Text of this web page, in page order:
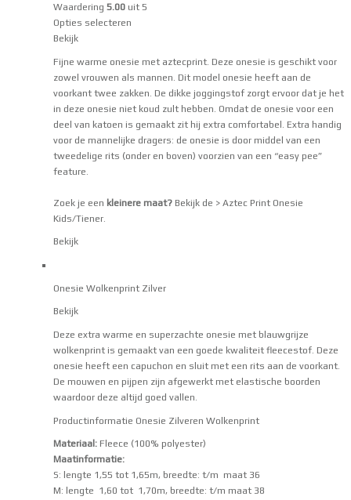
Waardering 5.00 uit 5
Opties selecteren
Bekijk
Fijne warme onesie met aztecprint. Deze onesie is geschikt voor
zowel vrouwen als mannen. Dit model onesie heeft aan de
voorkant twee zakken. De dikke joggingstof zorgt ervoor dat je het
in deze onesie niet koud zult hebben. Omdat de onesie voor een
deel van katoen is gemaakt zit hij extra comfortabel. Extra handig
voor de mannelijke dragers: de onesie is door middel van een
tweedelige rits (onder en boven) voorzien van een “easy pee”
feature.
Zoek je een kleinere maat? Bekijk de > Aztec Print Onesie
Kids/Tiener
Bekijk
Onesie Wolkenprint Zilver
Bekijk
Deze extra warme en superzachte onesie met blauwgrijze
wolkenprint is gemaakt van een goede kwaliteit fleecestof. Deze
onesie heeft een capuchon en sluit met een rits aan de voorkant.
De mouwen en pijpen zijn afgewerkt met elastische boorden
waardoor deze altijd goed vallen.
Productinformatie Onesie Zilveren Wolkenprint
Materiaal: Fleece (100% polyester)
Maatinformatie:
S: lengte 1,55 tot 1,65m, breedte: t/m maat 36
M: lengte 1,60 tot 1,70m, breedte: t/m maat 38